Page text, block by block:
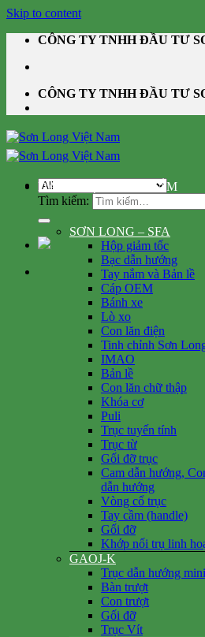
Skip to content
CÔNG TY TNHH ĐẦU TƯ
CÔNG TY TNHH ĐẦU TƯ
Tìm kiếm:
DANH MỤC SẢN PHẨM
SƠN LONG – SFA
Hộp giảm tốc
Bạc dẫn hướng
Tay nắm và Bản lề
Cáp OEM
Bánh xe
Lò xo
Con lăn điện
Tinh chỉnh Sơn
IMAO
Bản lề
Con lăn chữ thập
Khóa cơ
Puli
Trục tuyến tính
Trục từ
Gối đỡ trục
Cam dẫn hướng,
dẫn hướng
Vòng cổ trục
Tay cầm (handle)
Gối đỡ
Khớp nối trụ linh
GAOJ-K
Trục dẫn hướng mini
Bàn trượt
Con trượt
Gối đỡ
Trục Vít